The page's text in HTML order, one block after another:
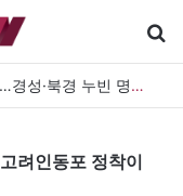
[이택순의 아무르 답사기 34] 현계옥…경성·북경 누빈 명기에서 독립운동가로
려인동포 정착이